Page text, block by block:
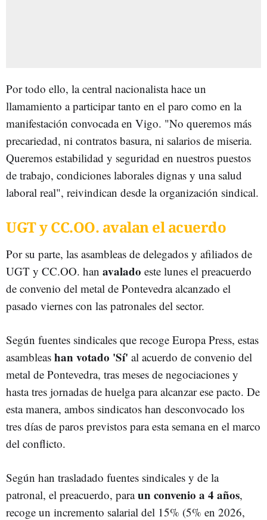
Por todo ello, la central nacionalista hace un
llamamiento a participar tanto en el paro como en la
manifestación convocada en Vigo. "No queremos más
precariedad, ni contratos basura, ni salarios de miseria.
Queremos estabilidad y seguridad en nuestros puestos
de trabajo, condiciones laborales dignas y una salud
laboral real", reivindican desde la organización sindical.
UGT y CC.OO. avalan el acuerdo
Por su parte, las asambleas de delegados y afiliados de
UGT y CC.OO. han avalado este lunes el preacuerdo
de convenio del metal de Pontevedra alcanzado el
pasado viernes con las patronales del sector.
Según fuentes sindicales que recoge Europa Press, estas
asambleas han votado 'Sí' al acuerdo de convenio del
metal de Pontevedra, tras meses de negociaciones y
hasta tres jornadas de huelga para alcanzar ese pacto. De
esta manera, ambos sindicatos han desconvocado los
tres días de paros previstos para esta semana en el marco
del conflicto.
Según han trasladado fuentes sindicales y de la
patronal, el preacuerdo, paraun convenio a 4 años,
recoge un incremento salarial del 15% (5% en 2026,